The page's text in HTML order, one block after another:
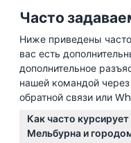
Часто
Ниже приведены
вас есть
дополнительное
нашей командой
обратной связи или
Как часто
Мельбурна и